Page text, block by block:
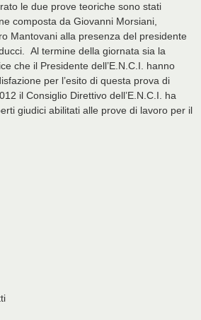
le due prove teoriche sono stati
composta da Giovanni Morsiani,
Mantovani alla presenza del presidente
Al termine della giornata sia la
che il Presidente dell’E.N.C.I. hanno
per l’esito di questa prova di
il Consiglio Direttivo dell’E.N.C.I. ha
giudici abilitati alle prove di lavoro per il